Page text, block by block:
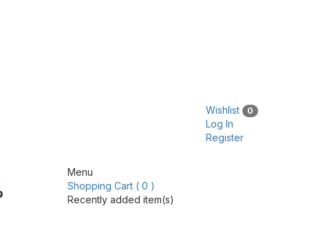
Wishlist 0
Log In
Register
Menu
Shopping Cart ( 0 )
Recently added item(s)